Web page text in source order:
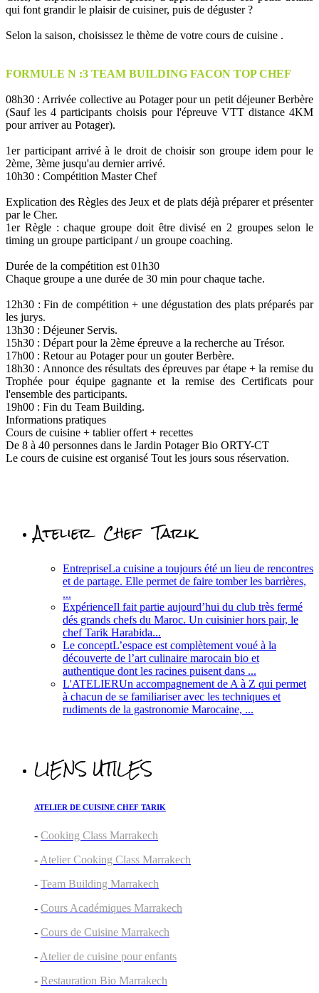
qui font grandir le plaisir de cuisiner, puis de déguster ?
Selon la saison, choisissez le thème de votre cours de cuisine .
FORMULE N :3 TEAM BUILDING FACON TOP CHEF
08h30 : Arrivée collective au Potager pour un petit déjeuner Berbère
(Sauf les 4 participants choisis pour l'épreuve VTT distance 4KM
pour arriver au Potager).
1er participant arrivé à le droit de choisir son groupe idem pour le
2ème, 3ème jusqu'au dernier arrivé.
10h30 : Compétition Master Chef
Explication des Règles des Jeux et de plats déjà préparer et présenter
par le Cher.
1er Règle : chaque groupe doit être divisé en 2 groupes selon le
timing un groupe participant / un groupe coaching.
Durée de la compétition est 01h30
Chaque groupe a une durée de 30 min pour chaque tache.
12h30 : Fin de compétition + une dégustation des plats préparés par
les jurys.
13h30 : Déjeuner Servis.
15h30 : Départ pour la 2ème épreuve a la recherche au Trésor.
17h00 : Retour au Potager pour un gouter Berbère.
18h30 : Annonce des résultats des épreuves par étape + la remise du
Trophée pour équipe gagnante et la remise des Certificats pour
l'ensemble des participants.
19h00 : Fin du Team Building.
Informations pratiques
Cours de cuisine + tablier offert + recettes
De 8 à 40 personnes dans le Jardin Potager Bio ORTY-CT
Le cours de cuisine est organisé Tout les jours sous réservation.
Atelier Chef Tarik
EntrepriseLa cuisine a toujours été un lieu de rencontres
et de partage. Elle permet de faire tomber les barrières,
...
ExpérienceIl fait partie aujourd’hui du club très fermé
dés grands chefs du Maroc. Un cuisinier hors pair, le
chef Tarik Harabida...
Le conceptL’espace est complètement voué à la
découverte de l’art culinaire marocain bio et
authentique dont les racines puisent dans ...
L'ATELIERUn accompagnement de A à Z qui permet
à chacun de se familiariser avec les techniques et
rudiments de la gastronomie Marocaine, ...
LIENS UTILES
ATELIER DE CUISINE CHEF TARIK
- Cooking Class Marrakech
- Atelier Cooking Class Marrakech
- Team Building Marrakech
- Cours Académiques Marrakech
- Cours de Cuisine Marrakech
- Atelier de cuisine pour enfants
- Restauration Bio Marrakech